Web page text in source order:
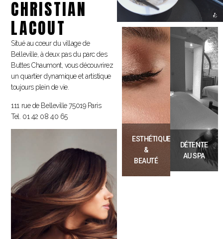
CHRISTIAN
LACOUT
Situé au cœur du village de
Belleville, à deux pas du parc des
Buttes Chaumont, vous découvrirez
un quartier dynamique et artistique
toujours plein de vie.
111 rue de Belleville 75019 Paris
Tel. 01 42 08 40 65
ESTHÉTIQUE
&
BEAUTÉ
DÉTENTE
AU SPA